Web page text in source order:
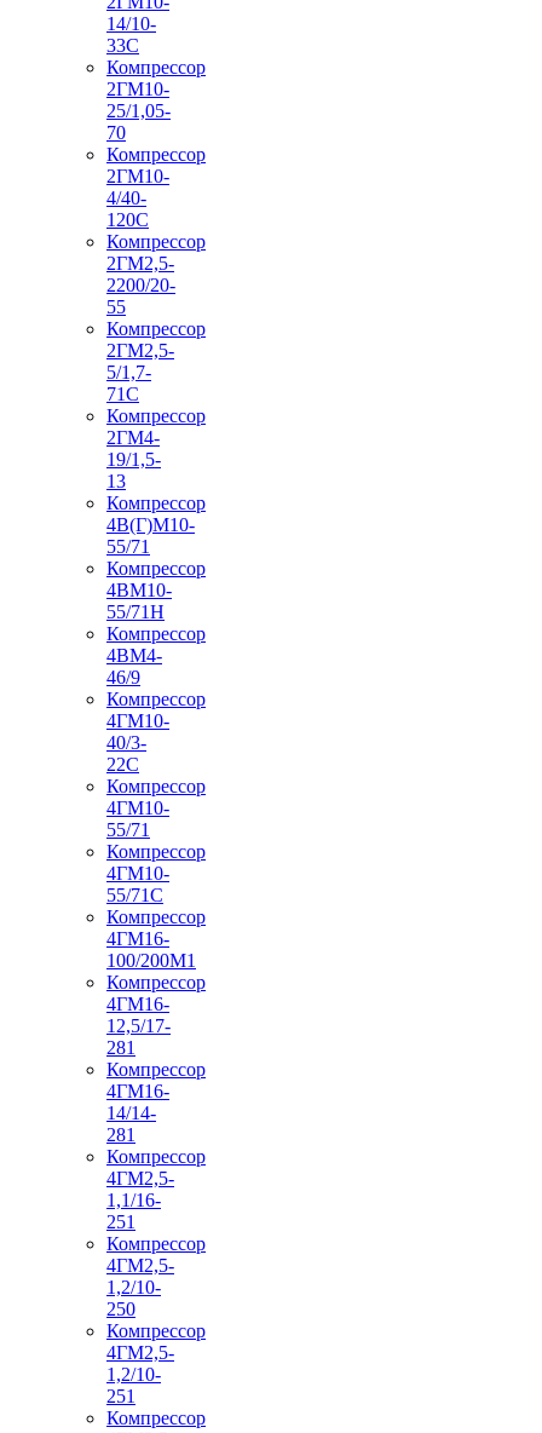
14/10-
33С
Компрессор
2ГМ10-
25/1,05-
70
Компрессор
2ГМ10-
4/40-
120С
Компрессор
2ГМ2,5-
2200/20-
55
Компрессор
2ГМ2,5-
5/1,7-
71С
Компрессор
2ГМ4-
19/1,5-
13
Компрессор
4В(Г)М10-
55/71
Компрессор
4ВМ10-
55/71Н
Компрессор
4ВМ4-
46/9
Компрессор
4ГМ10-
40/3-
22С
Компрессор
4ГМ10-
55/71
Компрессор
4ГМ10-
55/71С
Компрессор
4ГМ16-
100/200М1
Компрессор
4ГМ16-
12,5/17-
281
Компрессор
4ГМ16-
14/14-
281
Компрессор
4ГМ2,5-
1,1/16-
251
Компрессор
4ГМ2,5-
1,2/10-
250
Компрессор
4ГМ2,5-
1,2/10-
251
Компрессор